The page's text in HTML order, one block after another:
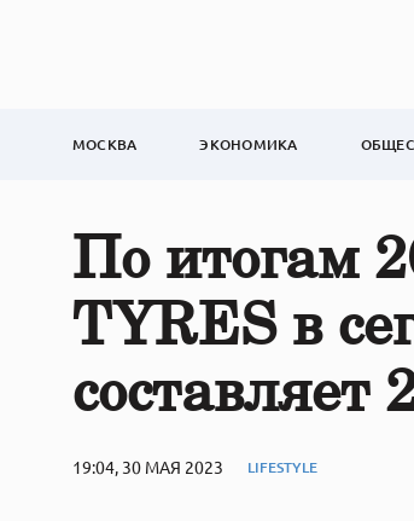
МОСКВА ЭКОНОМИКА
По итогам
TYRES в
составляет
19:04, 30 МАЯ 2023 LIFESTYLE